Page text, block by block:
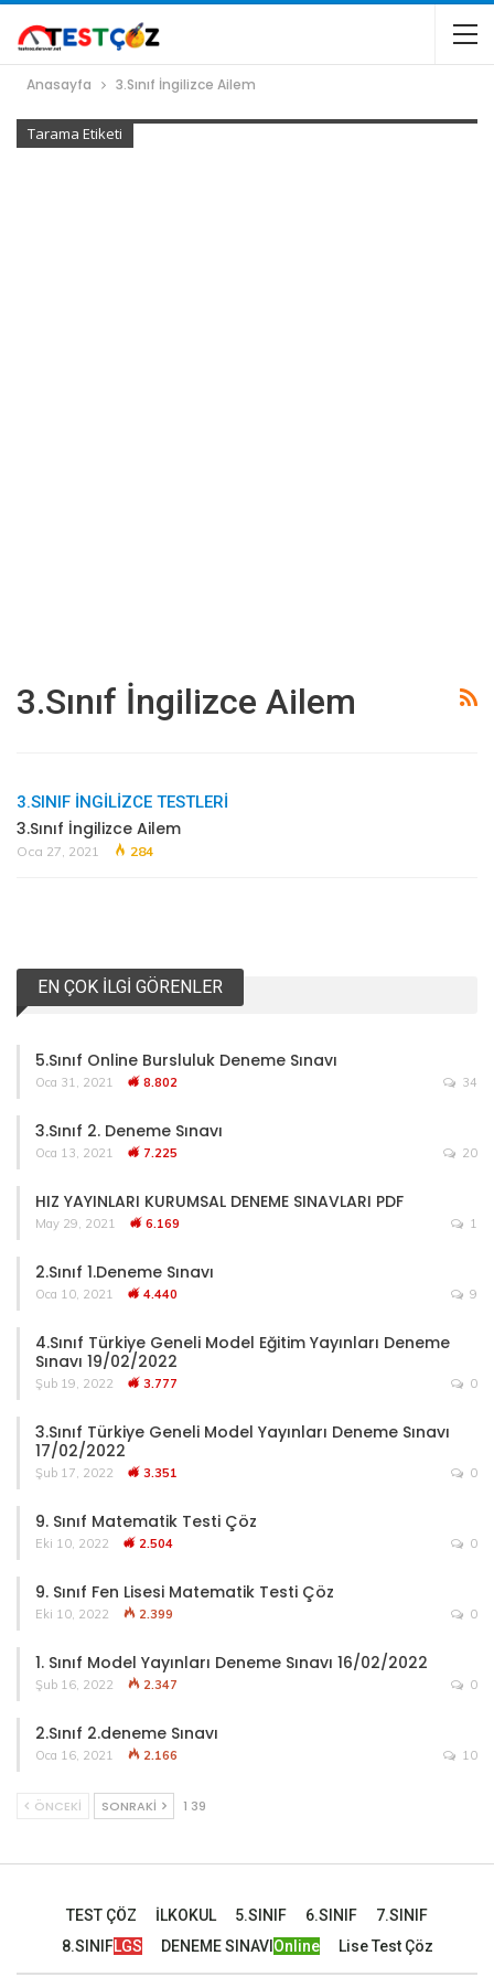
Anasayfa 3.Sınıf İngilizce Ailem
Tarama Etiketi
3.Sınıf İngilizce Ailem
3.SINIF İNGILIZCE TESTLERI
3.Sınıf İngilizce Ailem
Oca 27, 2021 284
EN ÇOK İLGI GÖRENLER
5.Sınıf Online Bursluluk Deneme Sınavı
Oca 31, 2021 8.802 34
3.Sınıf 2. Deneme Sınavı
Oca 13, 2021 7.225 20
HIZ YAYINLARI KURUMSAL DENEME SINAVLARI PDF
May 29, 2021 6.169 1
2.Sınıf 1.Deneme Sınavı
Oca 10, 2021 4.440 9
4.Sınıf Türkiye Geneli Model Eğitim Yayınları Deneme
Sınavı 19/02/2022
Şub 19, 2022 3.777 0
3.Sınıf Türkiye Geneli Model Yayınları Deneme Sınavı
17/02/2022
Şub 17, 2022 3.351 0
9. Sınıf Matematik Testi Çöz
Eki 10, 2022 2.504 0
9. Sınıf Fen Lisesi Matematik Testi Çöz
Eki 10, 2022 2.399 0
1. Sınıf Model Yayınları Deneme Sınavı 16/02/2022
Şub 16, 2022 2.347 0
2.Sınıf 2.deneme Sınavı
Oca 16, 2021 2.166 10
ÖNCEKI SONRAKI 1 39
TEST ÇÖZ İLKOKUL 5.SINIF 6.SINIF
7.SINIF
8.SINIFLGS DENEME SINAVI Online Lise Test Çöz